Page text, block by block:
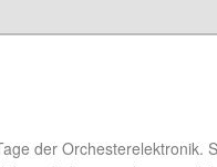
der Orchesterelektronik.